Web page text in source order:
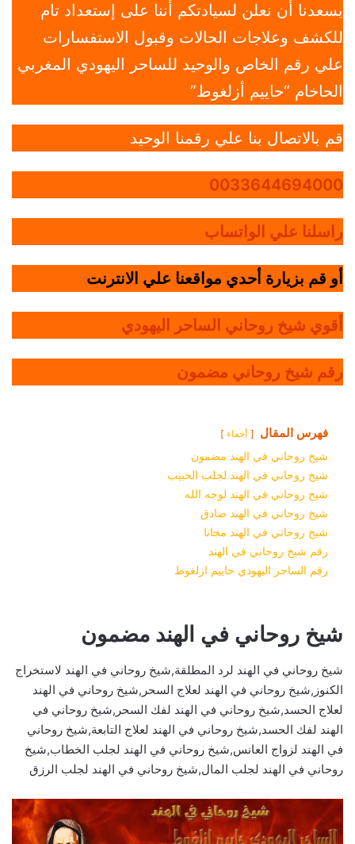
يسعدنا أن نعلن لسيادتكم أننا على إستعداد تام
للكشف وعلاجات الحالات وقبول الاستفسارات
علي رقم الخاص والوحيد للساحر اليهودي المغربي
الحاخام “حاييم أزلغوط”
قم بالاتصال بنا علي رقمنا الوحيد
0033644694000
راسلنا علي الواتساب
أو قم بزيارة أحدي مواقعنا علي الانترنت
أقوي شيخ روحاني الساحر اليهودي
رقم شيخ روحاني مضمون
فهرس المقال أخفاء
شيخ روحاني في الهند مضمون
شيخ روحاني في الهند لجلب الحبيب
شيخ روحاني في الهند لوجه الله
شيخ روحاني في الهند صادق
شيخ روحاني في الهند مجانا
رقم شيخ روحاني في الهند
رقم الساحر اليهودي حاييم ازلغوط
شيخ روحاني في الهند مضمون
شيخ روحاني في الهند لرد المطلقة,شيخ روحاني في الهند لاستخراج
الكنوز,شيخ روحاني في الهند لعلاج السحر,شيخ روحاني في الهند
لعلاج الحسد,شيخ روحاني في الهند لفك السحر,شيخ روحاني في
الهند لفك الحسد,شيخ روحاني في الهند لعلاج التابعة,شيخ روحاني
في الهند لزواج العانس,شيخ روحاني في الهند لجلب الخطاب,شيخ
روحاني في الهند لجلب المال,شيخ روحاني في الهند لجلب الرزق